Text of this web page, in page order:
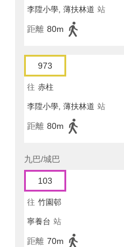
李陞小學, 薄扶林道 站
距離 80m
973
往 赤柱
李陞小學, 薄扶林道 站
距離 80m
九巴/城巴
103
往 竹園邨
寧養台 站
距離 70m